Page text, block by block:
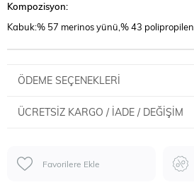
Kompozisyon:
Kabuk:% 57 merinos yünü,% 43 polipropilen
ÖDEME SEÇENEKLERI
ÜCRETSIZ KARGO / İADE / DEĞIŞIM
Favorilere Ekle